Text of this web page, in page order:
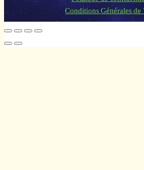
Conditions Générales de